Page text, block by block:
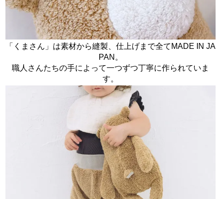
「くまさん」は素材から縫製、仕上げまで全てMADE IN JA
PAN。
職人さんたちの手によって一つずつ丁寧に作られていま
す。